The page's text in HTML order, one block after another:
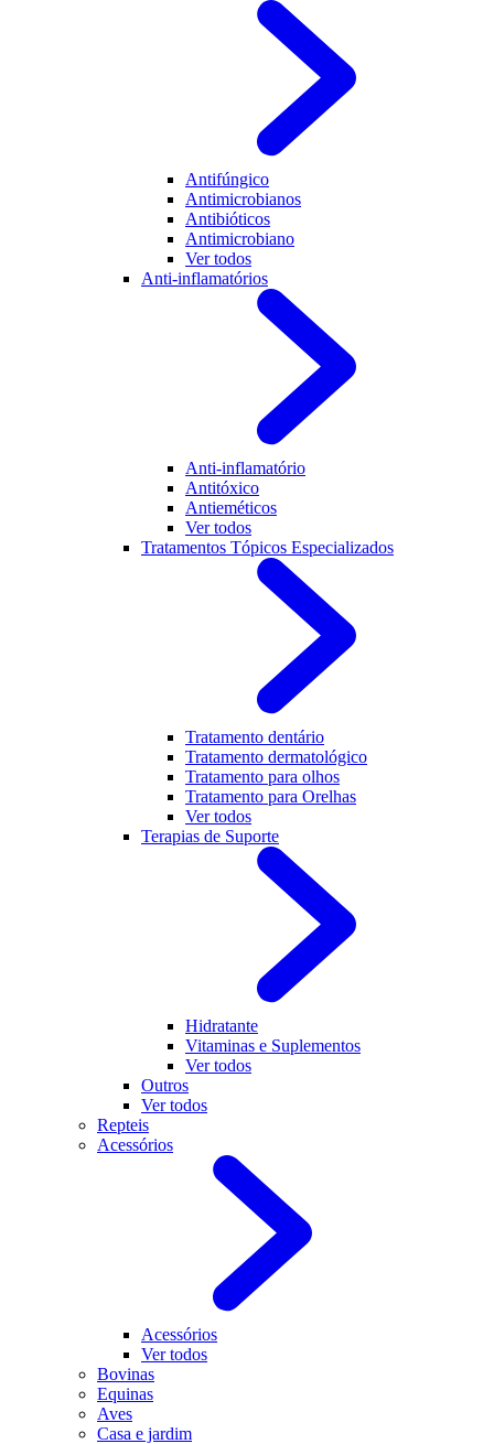
Antifúngico
Antimicrobianos
Antibióticos
Antimicrobiano
Ver todos
Anti-inflamatórios
Anti-inflamatório
Antitóxico
Antieméticos
Ver todos
Tratamentos Tópicos Especializados
Tratamento dentário
Tratamento dermatológico
Tratamento para olhos
Tratamento para Orelhas
Ver todos
Terapias de Suporte
Hidratante
Vitaminas e Suplementos
Ver todos
Outros
Ver todos
Repteis
Acessórios
Acessórios
Ver todos
Bovinas
Equinas
Aves
Casa e jardim